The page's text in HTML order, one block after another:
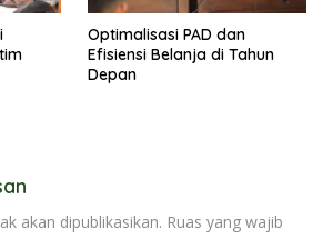
Optimalisasi PAD dan
Efisiensi Belanja di Tahun
Depan
akan dipublikasikan. Ruas yang wajib